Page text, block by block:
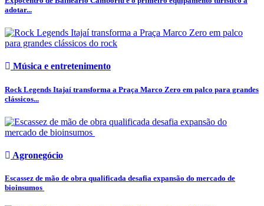
adotar...
Música e entretenimento
Rock Legends Itajaí transforma a Praça Marco Zero em palco para grandes
clássicos...
Agronegócio
Escassez de mão de obra qualificada desafia expansão do mercado de
bioinsumos